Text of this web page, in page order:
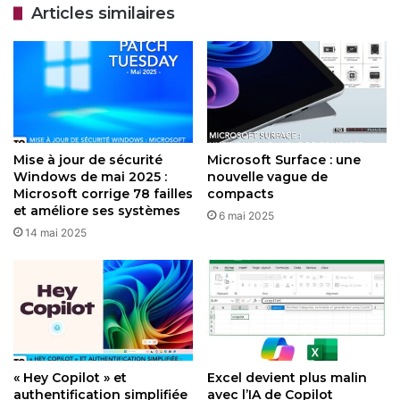
ajoutées à Excel par Microsoft en
octobre 2025.
30 octobre 2025
Microsoft Teams : une mise à jour qui
23 septembre 2025
Malgré cela, la société a publié des résultats trimestriels
boostant sa valorisation au-delà de 4 billions de dollars.
Pour les utilisateurs, une reconnexion manuelle
(redémarrage d’appareils) a parfois été nécessaire. Une
leçon pour tous : diversifier les infrastructures pour
infaillible.
Articles similaires
Mise à jour de sécurité
Windows de mai 2025 :
Microsoft corrige 78 failles
et améliore ses systèmes
14 mai 2025
Microsoft Surface : une
nouvelle vague de
compacts
6 mai 2025
« Hey Copilot » et
authentification simplifiée
Excel devient plus malin
avec l’IA de Copilot